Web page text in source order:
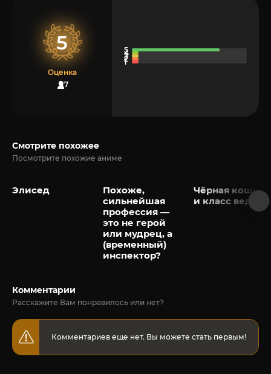
5
Оценка
17
Смотрите похожее
Посмотрите похожие аниме
Элисед
Похоже,
сильнейшая
профессия —
это не герой
или мудрец, а
(временный)
инспектор?
Чёрная кошка
и класс ведьм
Комментарии
Расскажите Вам понравилось или нет?
Комментариев еще нет. Вы можете стать первым!